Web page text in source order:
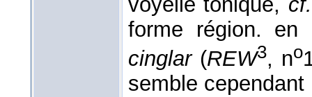
forme région.
cinglar(REW3, no
semble